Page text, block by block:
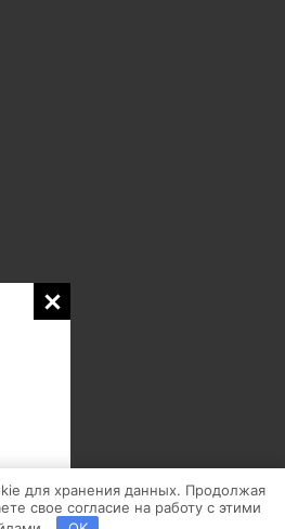
WordPress тема
для хранения данных. Продолжая
свое согласие на работу с этими